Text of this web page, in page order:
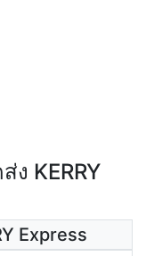
ง KERRY
Express